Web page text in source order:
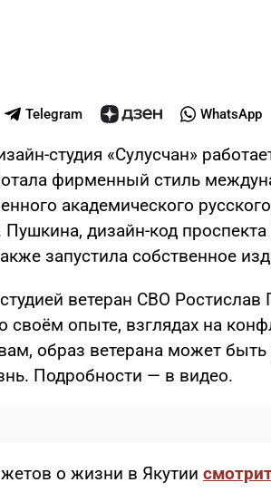
Telegram WhatsApp
студия «Сулусчан»
фирменный стиль
академического
Пушкина, дизайн-код
запустила собственное
ветеран СВО
своём опыте, взглядах на
образ ветерана может
Подробности — в видео.
о жизни в Якутии